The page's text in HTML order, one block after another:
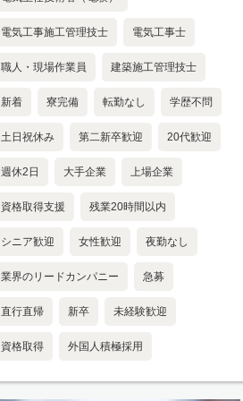
電気工事施工管理技士 電気工事士
職人・現場作業員 建築施工管理技士
新着 寮完備 転勤なし 学歴不問
土日祝休み 第二新卒歓迎 20代歓迎
週休2日 大手企業 上場企業
資格取得支援 残業20時間以内
シニア歓迎 女性歓迎 夜勤なし
業界のリードカンパニー 急募
直行直帰 新卒 未経験歓迎
資格取得 外国人積極採用